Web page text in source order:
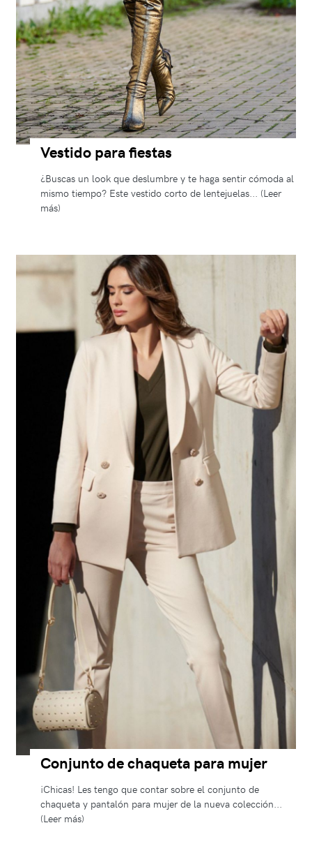
Vestido para fiestas
¿Buscas un look que deslumbre y te haga sentir cómoda al
mismo tiempo? Este vestido corto de lentejuelas... (Leer
más)
Conjunto de chaqueta para mujer
¡Chicas! Les tengo que contar sobre el conjunto de
chaqueta y pantalón para mujer de la nueva colección...
(Leer más)